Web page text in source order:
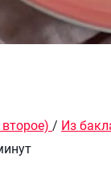
/ Из